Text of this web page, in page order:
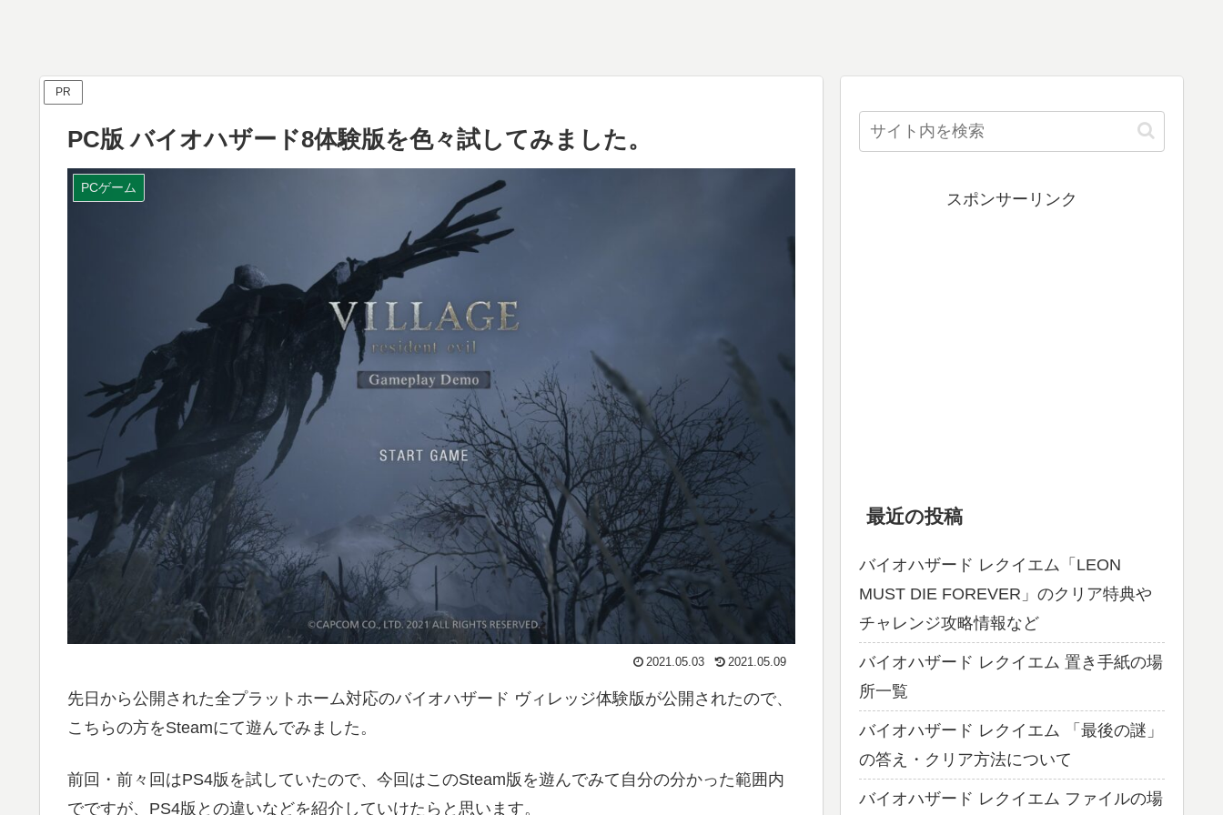
PR
PC版 バイオハザード8体験版を色々試してみました。
PCゲーム
2021.05.03 2021.05.09
先日から公開された全プラットホーム対応のバイオハザード ヴィレッジ体験版が公開されたので、
こちらの方をSteamにて遊んでみました。
前回・前々回はPS4版を試していたので、今回はこのSteam版を遊んでみて自分の分かった範囲内
でですが、PS4版との違いなどを紹介していけたらと思います。
スポンサーリンク
最近の投稿
バイオハザード レクイエム「LEON
MUST DIE FOREVER」のクリア特典や
チャレンジ攻略情報など
バイオハザード レクイエム 置き手紙の場
所一覧
バイオハザード レクイエム 「最後の謎」
の答え・クリア方法について
バイオハザード レクイエム ファイルの場